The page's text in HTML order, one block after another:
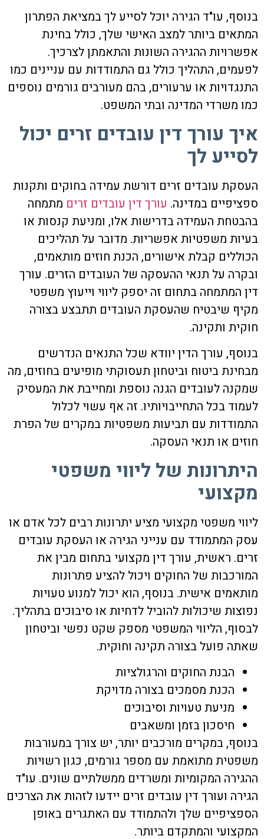
בנוסף, עו"ד הגירה יוכל לסייע לך במציאת הפתרון
המתאים ביותר למצב האישי שלך, כולל בחינת
אפשרויות ההגירה השונות והתאמתן לצרכיך.
לפעמים, התהליך כולל גם התמודדות עם עניינים כמו
התנגדויות או ערעורים, בהם מעורבים גורמים נוספים
כמו משרדי המדינה ובתי המשפט.
איך עורך דין עובדים זרים יכול
לסייע לך
העסקת עובדים זרים דורשת עמידה בחוקים ותקנות
ספציפיים במדינה. עורך דין עובדים זרים מתמחה
בהבטחת העמידה בדרישות אלו, ומניעת קנסות או
בעיות משפטיות אפשריות. מדובר על תהליכים
הכוללים קבלת אישורים, הכנת חוזים מותאמים,
ובקרה על תנאי ההעסקה של העובדים הזרים. עורך
דין המתמחה בתחום זה יספק ליווי וייעוץ משפטי
מקיף שיבטיח שהעסקת העובדים תתבצע בצורה
חוקית ותקינה.
בנוסף, עורך הדין יוודא שכל התנאים הנדרשים
מבחינת ביטוח וביטחון תעסוקתי מופיעים בחוזים, מה
שמקנה לעובדים הגנה נוספת ומחייבת את המעסיק
לעמוד בכל התחייבויותיו. זה אף עשוי לכלול
התמודדות עם תביעות משפטיות במקרים של הפרת
חוזים או תנאי העסקה.
היתרונות של ליווי משפטי
מקצועי
ליווי משפטי מקצועי מציע יתרונות רבים לכל אדם או
עסק המתמודד עם ענייני הגירה או העסקת עובדים
זרים. ראשית, עורך דין מקצועי בתחום מבין את
המורכבות של החוקים ויכול להציע פתרונות
מותאמים אישית. בנוסף, הוא יכול למנוע טעויות
נפוצות שיכולות להוביל לדחיות או סיבוכים בתהליך.
לבסוף, הליווי המשפטי מספק שקט נפשי וביטחון
שאתה פועל בצורה תקינה וחוקית.
הבנת החוקים והרגולציות
הכנת מסמכים בצורה מדויקת
מניעת טעויות וסיבוכים
חיסכון בזמן ומשאבים
בנוסף, במקרים מורכבים יותר, יש צורך במעורבות
משפטית מתואמת עם מספר גורמים, כגון רשויות
ההגירה המקומיות ומשרדים ממשלתיים שונים. עו"ד
הגירה ועורך דין עובדים זרים יידעו לזהות את הצרכים
הספציפיים שלך ולהתמודד עם האתגרים באופן
המקצועי והמתקדם ביותר.